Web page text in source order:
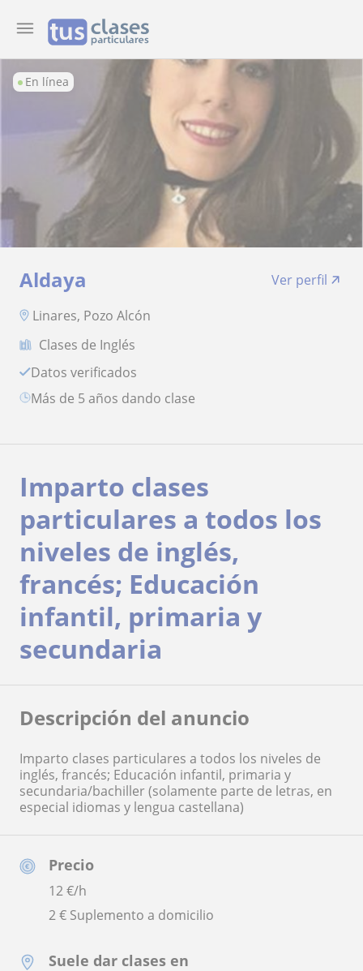
En línea
Aldaya
Ver perfil
Linares, Pozo Alcón
Clases de Inglés
Datos verificados
más de 5 años dando clase
Precio
12€/h
2 € Suplemento a domicilio
Suele dar clases en
Imparto clases
particulares a todos los
niveles de inglés,
francés; Educación
infantil, primaria y
secundaria
Descripción del anuncio
Imparto clases particulares a todos los niveles de
inglés, francés; Educación infantil, primaria y
secundaria/bachiller (solamente parte de letras, en
especial idiomas y lengua castellana)